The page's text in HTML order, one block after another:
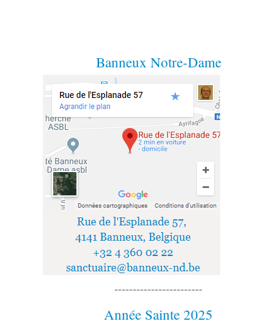
Banneux Notre-Dame
------------------------
Année Sainte 2025